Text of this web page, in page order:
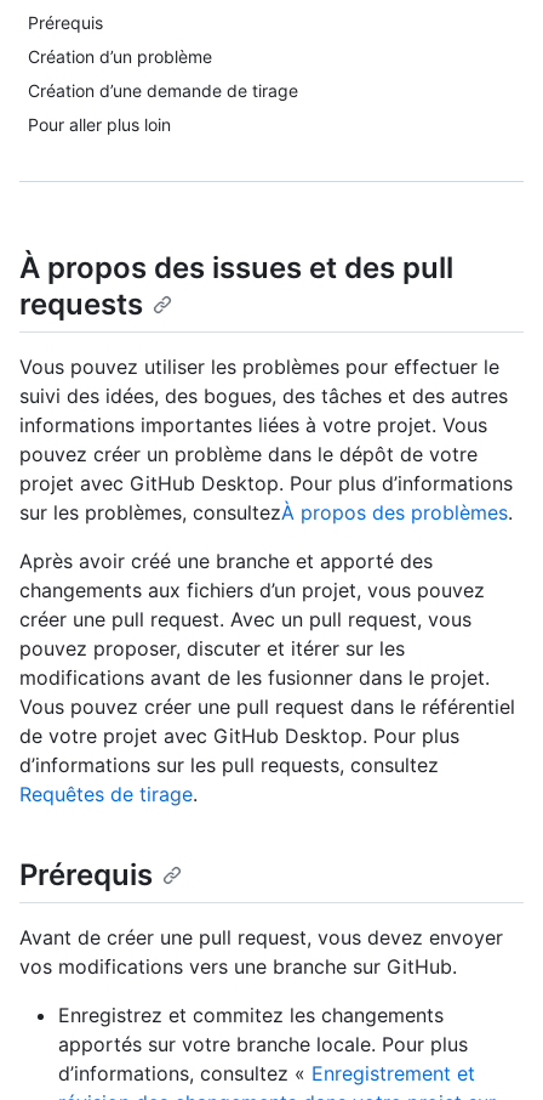
Prérequis
Création d’un problème
Création d’une demande de tirage
Pour aller plus loin
À propos des issues et des pull
requests
Vous pouvez utiliser les problèmes pour effectuer le
suivi des idées, des bogues, des tâches et des autres
informations importantes liées à votre projet. Vous
pouvez créer un problème dans le dépôt de votre
projet avec GitHub Desktop. Pour plus d’informations
sur les problèmes, consultezÀ propos des problèmes.
Après avoir créé une branche et apporté des
changements aux fichiers d’un projet, vous pouvez
créer une pull request. Avec un pull request, vous
pouvez proposer, discuter et itérer sur les
modifications avant de les fusionner dans le projet.
Vous pouvez créer une pull request dans le référentiel
de votre projet avec GitHub Desktop. Pour plus
d’informations sur les pull requests, consultez
Requêtes de tirage.
Prérequis
Avant de créer une pull request, vous devez envoyer
vos modifications vers une branche sur GitHub.
Enregistrez et commitez les changements
apportés sur votre branche locale. Pour plus
d’informations, consultez « Enregistrement et